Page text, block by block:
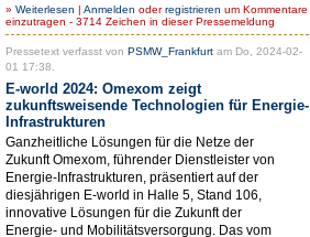
» Weiterlesen | Anmelden oderregistrieren um Kommentare
einzutragen - 3714 Zeichen in dieser Pressemeldung
Pressetext verfasst von PSMW_Frankfurt am Do, 2024-02-
01 17:38.
E-world 2024: Omexom zeigt
zukunftsweisende Technologien für Energie-
Infrastrukturen
Ganzheitliche Lösungen für die Netze der
Zukunft Omexom, führender Dienstleister von
Energie-Infrastrukturen, präsentiert auf der
diesjährigen E-world in Halle 5, Stand 106,
innovative Lösungen für die Zukunft der
Energie- und Mobilitätsversorgung. Das vom